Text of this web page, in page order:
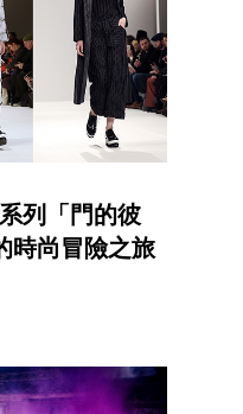
列「門的彼
時尚冒險之旅